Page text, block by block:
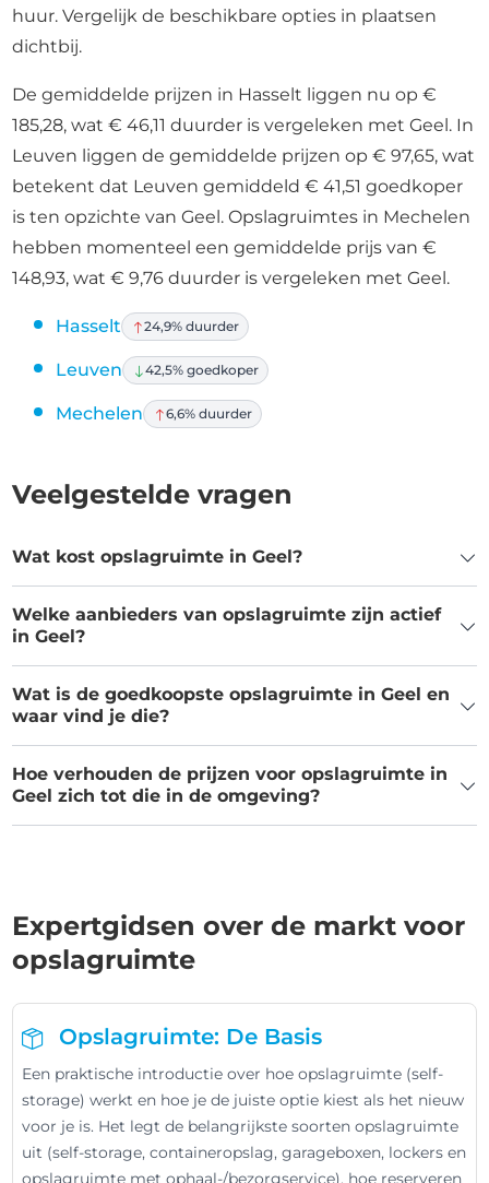
huur. Vergelijk de beschikbare opties in plaatsen
dichtbij.
De gemiddelde prijzen in Hasselt liggen nu op €
185,28, wat € 46,11 duurder is vergeleken met Geel. In
Leuven liggen de gemiddelde prijzen op € 97,65, wat
betekent dat Leuven gemiddeld € 41,51 goedkoper
is ten opzichte van Geel. Opslagruimtes in Mechelen
hebben momenteel een gemiddelde prijs van €
148,93, wat € 9,76 duurder is vergeleken met Geel.
Hasselt 24,9% duurder
Leuven 42,5% goedkoper
Mechelen 6,6% duurder
Veelgestelde vragen
Wat kost opslagruimte in Geel?
Welke aanbieders van opslagruimte zijn actief
in Geel?
Wat is de goedkoopste opslagruimte in Geel en
waar vind je die?
Hoe verhouden de prijzen voor opslagruimte in
Geel zich tot die in de omgeving?
Expertgidsen over de markt voor
opslagruimte
Opslagruimte: De Basis
Een praktische introductie over hoe opslagruimte (self-
storage) werkt en hoe je de juiste optie kiest als het nieuw
voor je is. Het legt de belangrijkste soorten opslagruimte
uit (self-storage, containeropslag, garageboxen, lockers en
opslagruimte met ophaal-/bezorgservice), hoe reserveren